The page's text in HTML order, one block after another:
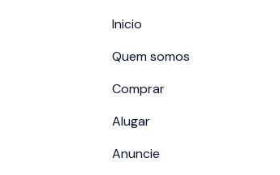
Inicio
Quem somos
Comprar
Alugar
Anuncie